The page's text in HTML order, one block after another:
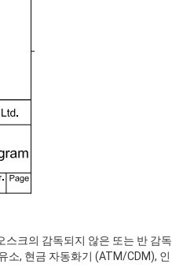
스크의 감독되지 않은 또는 반 감독
소, 현금 자동화기 (ATM/CDM), 인